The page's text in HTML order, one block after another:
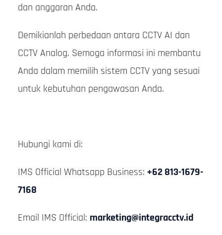
dan anggaran Anda.
Demikianlah perbedaan antara CCTV AI dan
CCTV Analog. Semoga informasi ini membantu
Anda dalam memilih sistem CCTV yang sesuai
untuk kebutuhan pengawasan Anda.
Hubungi kami di:
IMS Official Whatsapp Business: +62 813-1679-
7168
Email IMS Official: marketing@integracctv.id